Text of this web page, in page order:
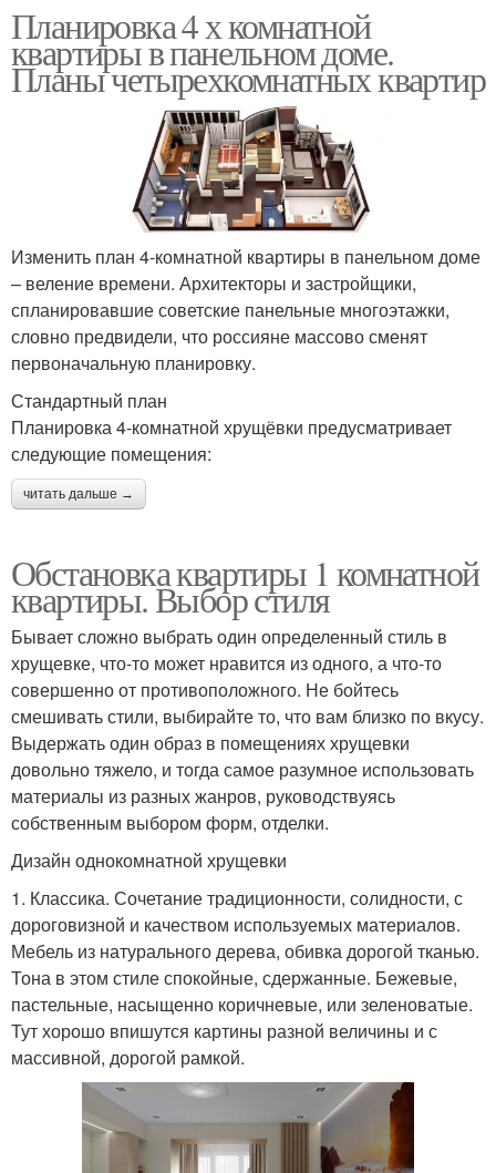
Планировка 4 х комнатной
квартиры в панельном доме.
Планы четырехкомнатных квартир
Изменить план 4-комнатной квартиры в панельном доме
– веление времени. Архитекторы и застройщики,
спланировавшие советские панельные многоэтажки,
словно предвидели, что россияне массово сменят
первоначальную планировку.
Стандартный план
Планировка 4-комнатной хрущёвки предусматривает
следующие помещения:
читать дальше →
Обстановка квартиры 1 комнатной
квартиры. Выбор стиля
Бывает сложно выбрать один определенный стиль в
хрущевке, что-то может нравится из одного, а что-то
совершенно от противоположного. Не бойтесь
смешивать стили, выбирайте то, что вам близко по вкусу.
Выдержать один образ в помещениях хрущевки
довольно тяжело, и тогда самое разумное использовать
материалы из разных жанров, руководствуясь
собственным выбором форм, отделки.
Дизайн однокомнатной хрущевки
1. Классика. Сочетание традиционности, солидности, с
дороговизной и качеством используемых материалов.
Мебель из натурального дерева, обивка дорогой тканью.
Тона в этом стиле спокойные, сдержанные. Бежевые,
пастельные, насыщенно коричневые, или зеленоватые.
Тут хорошо впишутся картины разной величины и с
массивной, дорогой рамкой.